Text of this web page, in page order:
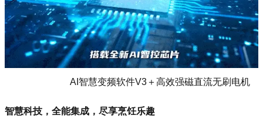
AI智慧变频软件V3＋高效强磁直流无刷电机
智慧科技，全能集成，尽享烹饪乐趣